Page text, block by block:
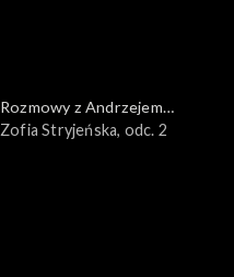
Rozmowy z Andrzejem
Doboszem
Zofia Stryjeńska, odc. 2